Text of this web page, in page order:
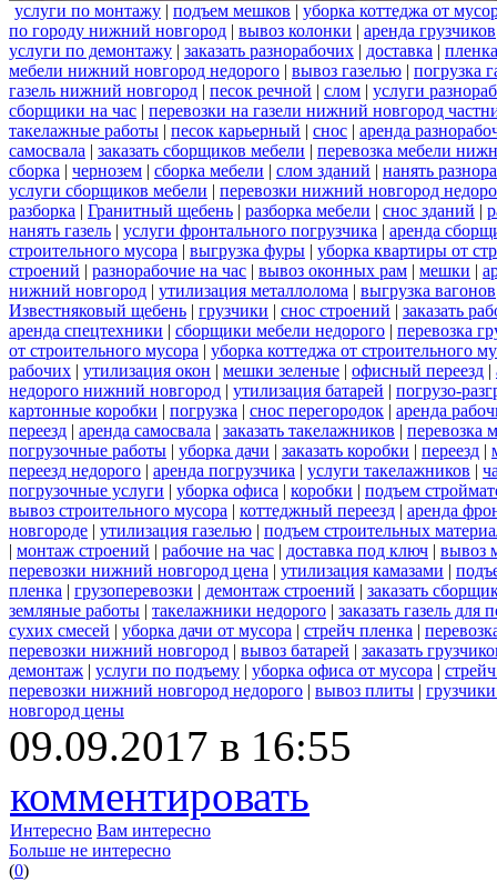
услуги по монтажу | подъем мешков | уборка коттеджа от
по городу нижний новгород | вывоз колонки | аренда грузчиков
услуги по демонтажу | заказать разнорабочих | доставка | пленка
мебели нижний новгород недорого | вывоз газелью | погрузка
газель нижний новгород | песок речной | слом | услуги
сборщики на час | перевозки на газели нижний новгород
такелажные работы | песок карьерный | снос | аренда
самосвала | заказать сборщиков мебели | перевозка мебели
сборка | чернозем | сборка мебели | слом зданий | нанять
услуги сборщиков мебели | перевозки нижний новгород
разборка | Гранитный щебень | разборка мебели | снос зданий |
нанять газель | услуги фронтального погрузчика | аренда
строительного мусора | выгрузка фуры | уборка квартиры от
строений | разнорабочие на час | вывоз оконных рам | мешки |
нижний новгород | утилизация металлолома | выгрузка вагонов
Известняковый щебень | грузчики | снос строений | заказать
аренда спецтехники | сборщики мебели недорого | перевозка
от строительного мусора | уборка коттеджа от строительного
рабочих | утилизация окон | мешки зеленые | офисный переезд |
недорого нижний новгород | утилизация батарей | погрузо-
картонные коробки | погрузка | снос перегородок | аренда
переезд | аренда самосвала | заказать такелажников | перевозка
погрузочные работы | уборка дачи | заказать коробки | переезд |
переезд недорого | аренда погрузчика | услуги такелажников |
погрузочные услуги | уборка офиса | коробки | подъем
вывоз строительного мусора | коттеджный переезд | аренда
новгороде | утилизация газелью | подъем строительных
| монтаж строений | рабочие на час | доставка под ключ | вывоз
перевозки нижний новгород цена | утилизация камазами |
пленка | грузоперевозки | демонтаж строений | заказать
земляные работы | такелажники недорого | заказать газель
сухих смесей | уборка дачи от мусора | стрейч пленка |
перевозки нижний новгород | вывоз батарей | заказать
демонтаж | услуги по подъему | уборка офиса от мусора |
перевозки нижний новгород недорого | вывоз плиты |
новгород цены
09.09.2017 в 16:55
комментировать
Интересно Вам интересно
Больше не интересно
(0)